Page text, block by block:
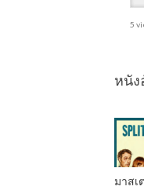
5
หนัง
มาสเ